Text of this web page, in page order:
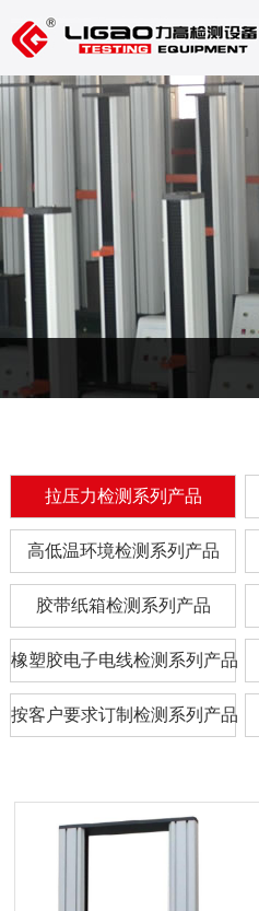
网站首页
关于力高
产品展示
服务与支持
新闻中心
案例展示
拉压力检测系列产品
高低温环境检测系列产品
胶带纸箱检测系列产品
橡塑胶电子电线检测系列产品
按客户要求订制检测系列产品